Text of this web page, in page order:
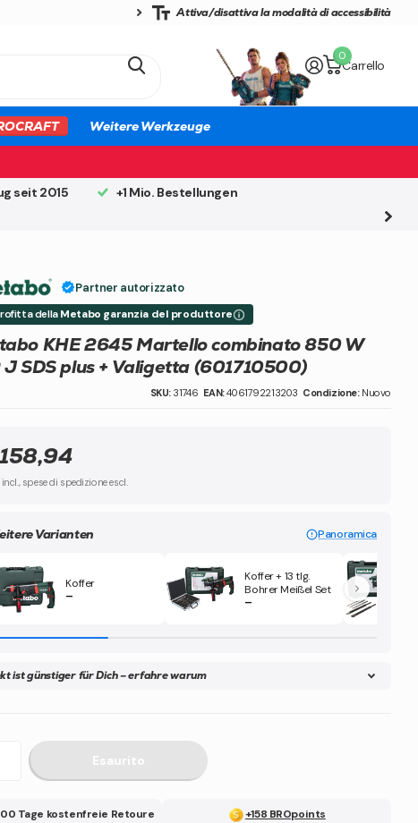
Attiva/disattiva la modalità di accessibilità
Carrello
0
Weitere Werkzeuge
seit 2015
+1 Mio. Bestellungen
Partner autorizzato
dellaMetabo garanzia del produttore
KHE 2645 Martello combinato 850 W
SDS plus + Valigetta (601710500)
SKU: 31746 EAN:4061792213203 Condizione: Nuovo
incl., spese di spedizione escl.
Varianten Panoramica
Koffer
–
Koffer + 13 tlg.
Bohrer Meißel Set
–
ist günstiger für Dich – erfahre warum
Esaurito
Tage kostenfreie Retoure +158 BROpoints